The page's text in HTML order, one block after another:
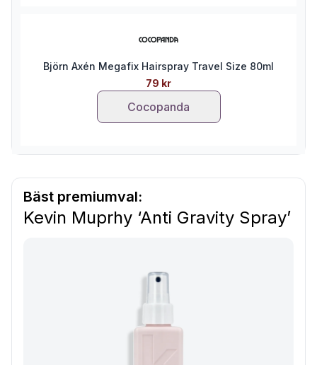
Björn Axén Megafix Hairspray Travel Size 80ml
79 kr
Cocopanda
Bäst premiumval:
Kevin Muprhy ‘Anti Gravity Spray’